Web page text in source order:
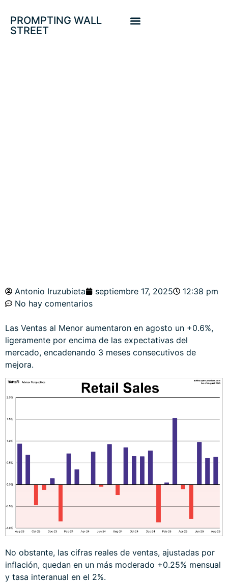
PROMPTING WALL
STREET
Antonio Iruzubieta septiembre 17, 2025
12:38 pm
No hay comentarios
Las Ventas al Menor aumentaron en agosto un +0.6%,
ligeramente por encima de las expectativas del
mercado, encadenando 3 meses consecutivos de
mejora.
No obstante, las cifras reales de ventas, ajustadas por
inflación, quedan en un más moderado +0.25% mensual
y tasa interanual en el 2%.